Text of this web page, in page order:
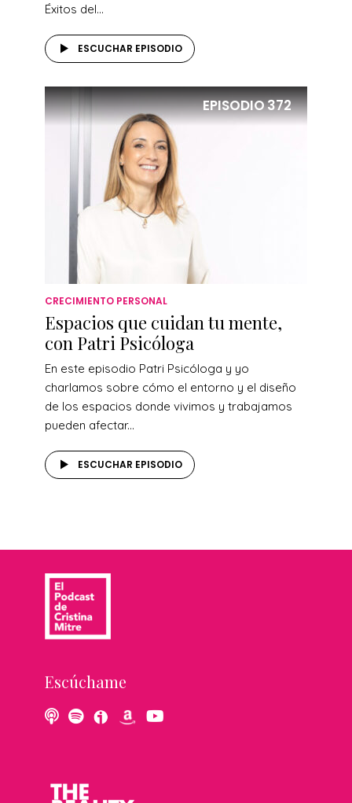
Éxitos del...
ESCUCHAR EPISODIO
EPISODIO372
CRECIMIENTO PERSONAL
Espacios que cuidan tu mente,
con Patri Psicóloga
En este episodio Patri Psicóloga y yo
charlamos sobre cómo el entorno y el diseño
de los espacios donde vivimos y trabajamos
pueden afectar...
ESCUCHAR EPISODIO
Escúchame